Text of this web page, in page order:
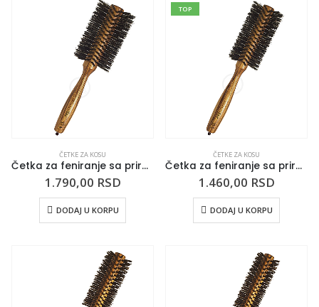
ČETKE ZA KOSU
Četka za feniranje sa prirodnom dlakom ESSENCE 60mm
1.790,00 RSD
DODAJ U KORPU
TOP
ČETKE ZA KOSU
Četka za feniranje sa prirodnom dlakom ESSENCE 50mm
1.460,00 RSD
DODAJ U KORPU